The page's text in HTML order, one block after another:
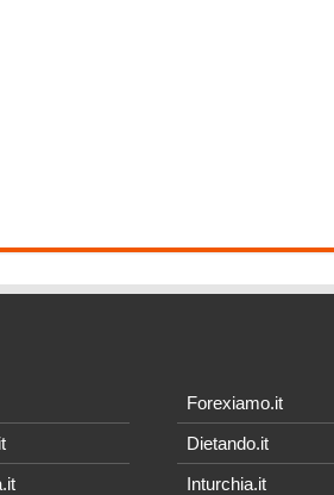
Forexiamo.it
Dietando.it
Inturchia.it